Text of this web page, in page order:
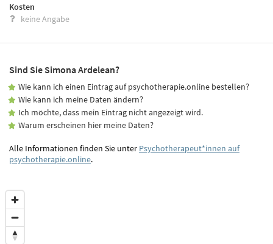
Kosten
keine Angabe
Sind Sie Simona Ardelean?
Wie kann ich einen Eintrag auf psychotherapie.online bestellen?
Wie kann ich meine Daten ändern?
Ich möchte, dass mein Eintrag nicht angezeigt wird.
Warum erscheinen hier meine Daten?
Alle Informationen finden Sie unter Psychotherapeut*innen auf
psychotherapie.online.